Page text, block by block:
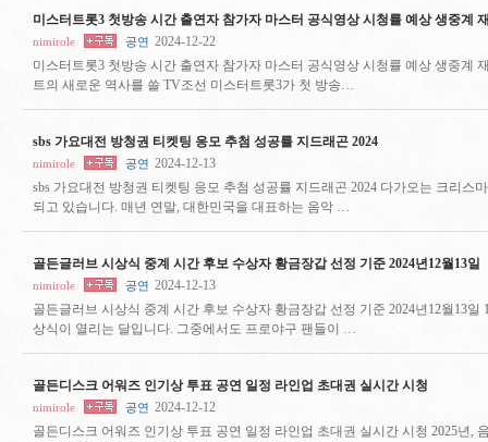
미스터트롯3 첫방송 시간 출연자 참가자 마스터 공식영상 시청률 예상 생중계
nimirole 공연 2024-12-22
미스터트롯3 첫방송 시간 출연자 참가자 마스터 공식영상 시청률 예상 생중계
트의 새로운 역사를 쓸 TV조선 미스터트롯3가 첫 방송…
sbs 가요대전 방청권 티켓팅 응모 추첨 성공률 지드래곤 2024
nimirole 공연 2024-12-13
sbs 가요대전 방청권 티켓팅 응모 추첨 성공률 지드래곤 2024 다가오는 크리스
되고 있습니다. 매년 연말, 대한민국을 대표하는 음악 …
골든글러브 시상식 중계 시간 후보 수상자 황금장갑 선정 기준 2024년12월13일
nimirole 공연 2024-12-13
골든글러브 시상식 중계 시간 후보 수상자 황금장갑 선정 기준 2024년12월13
상식이 열리는 달입니다. 그중에서도 프로야구 팬들이 …
골든디스크 어워즈 인기상 투표 공연 일정 라인업 초대권 실시간 시청
nimirole 공연 2024-12-12
골든디스크 어워즈 인기상 투표 공연 일정 라인업 초대권 실시간 시청 2025년,